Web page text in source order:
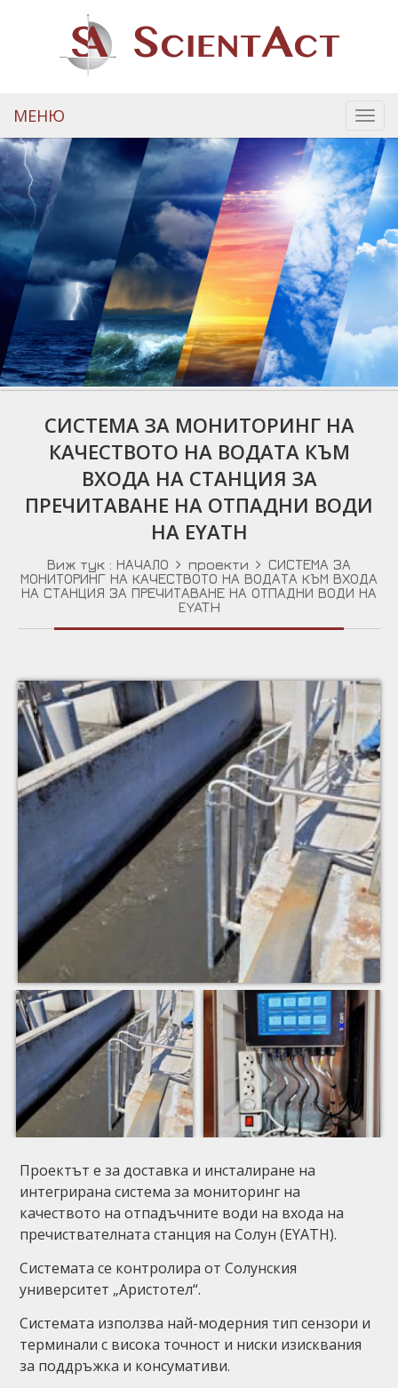
МЕНЮ
СИСТЕМА ЗА МОНИТОРИНГ НА
КАЧЕСТВОТО НА ВОДАТА КЪМ
ВХОДА НА СТАНЦИЯ ЗА
ПРЕЧИТАВАНЕ НА ОТПАДНИ ВОДИ
НА EYATH
Виж тук : НАЧАЛО проекти
СИСТЕМА ЗА
МОНИТОРИНГ НА КАЧЕСТВОТО НА ВОДАТА КЪМ ВХОДА
НА СТАНЦИЯ ЗА ПРЕЧИТАВАНЕ НА ОТПАДНИ ВОДИ НА
EYATH
Проектът е за доставка и инсталиране на
интегрирана система за мониторинг на
качеството на отпадъчните води на входа на
пречиствателната станция на Солун (EYATH).
Системата се контролира от Солунския
университет „Аристотел“.
Системата използва най-модерния тип сензори и
терминали с висока точност и ниски изисквания
за поддръжка и консумативи.